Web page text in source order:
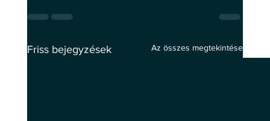
Friss bejegyzések Az összes megtekintése